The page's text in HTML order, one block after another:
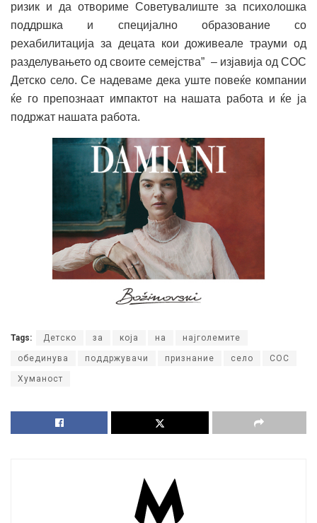
ризик ​и да отвориме Советувалиште за психолошка
поддршка и специјално образование со
рехабилитација за децата кои доживеале трауми од
разделувањето од своите семејствa” – изјавија од СОС
Детско село. Се надеваме дека уште повеќе компании
ќе го препознаат импактот на нашата работа и ќе ја
подржат нашата работа.
Tags: Детско за која на најголемите
обединува поддржувачи признание село СОС
Хуманост